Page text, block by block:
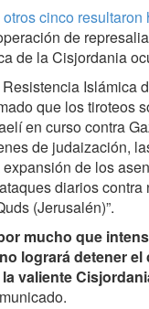
cinco resultaron
de
de la Cisjordania
Islámica
que los tiroteos
en curso contra
de judaización,
de los
diarios contra
(Jerusalén)”.
mucho que
logrará detener el
valiente